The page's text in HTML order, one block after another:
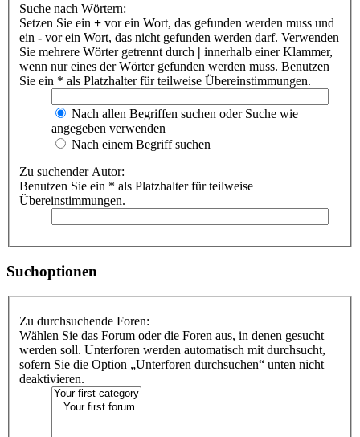
Suche nach Wörtern:
Setzen Sie ein + vor ein Wort, das gefunden werden muss und
ein - vor ein Wort, das nicht gefunden werden darf. Verwenden
Sie mehrere Wörter getrennt durch | innerhalb einer Klammer,
wenn nur eines der Wörter gefunden werden muss. Benutzen
Sie ein * als Platzhalter für teilweise Übereinstimmungen.
Nach allen Begriffen suchen oder Suche wie
angegeben verwenden
Nach einem Begriff suchen
Zu suchender Autor:
Benutzen Sie ein * als Platzhalter für teilweise
Übereinstimmungen.
Suchoptionen
Zu durchsuchende Foren:
Wählen Sie das Forum oder die Foren aus, in denen gesucht
werden soll. Unterforen werden automatisch mit durchsucht,
sofern Sie die Option „Unterforen durchsuchen“ unten nicht
deaktivieren.